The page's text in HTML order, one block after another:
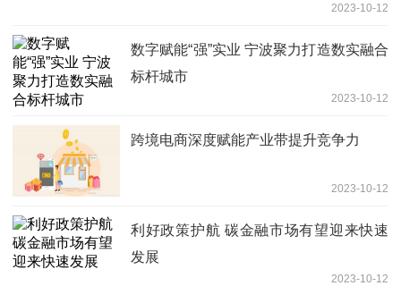
2023-10-12
数字赋能“强”实业 宁波聚力打造数实融合
标杆城市
2023-10-12
跨境电商深度赋能产业带提升竞争力
2023-10-12
利好政策护航 碳金融市场有望迎来快速
发展
2023-10-12